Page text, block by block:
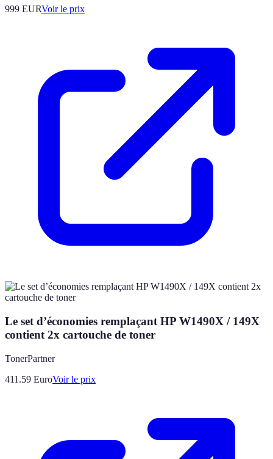
999 EURVoir le prix
Le set d’économies remplaçant HP W1490X / 149X
contient 2x cartouche de toner
TonerPartner
411.59 EuroVoir le prix